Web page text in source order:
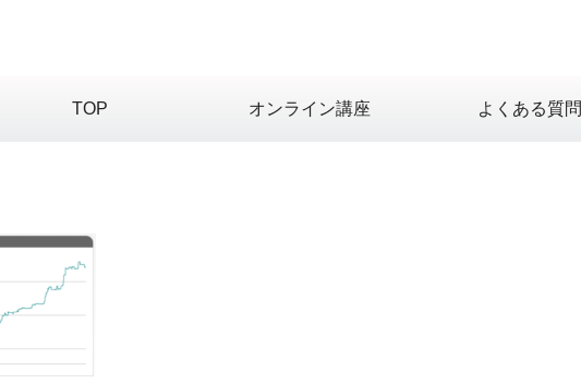
TOP オンライン講座 よくある質問